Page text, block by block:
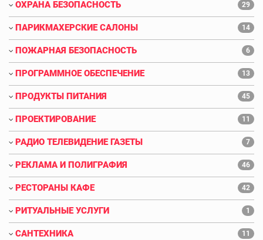
ОХРАНА БЕЗОПАСНОСТЬ 29
ПАРИКМАХЕРСКИЕ САЛОНЫ 14
ПОЖАРНАЯ БЕЗОПАСНОСТЬ 6
ПРОГРАММНОЕ ОБЕСПЕЧЕНИЕ 13
ПРОДУКТЫ ПИТАНИЯ 45
ПРОЕКТИРОВАНИЕ 11
РАДИО ТЕЛЕВИДЕНИЕ ГАЗЕТЫ 7
РЕКЛАМА И ПОЛИГРАФИЯ 46
РЕСТОРАНЫ КАФЕ 42
РИТУАЛЬНЫЕ УСЛУГИ 1
САНТЕХНИКА 11